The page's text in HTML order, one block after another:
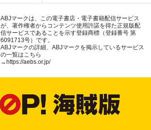
ABJマークは、この電子書店・電子書籍配信サービス
が、著作権者からコンテンツ使用許諾を得た正規版配
信サービスであることを示す登録商標（登録番号 第
6091713号）です。
ABJマークの詳細、ABJマークを掲示しているサービス
の一覧はこちら
→ https://aebs.or.jp/